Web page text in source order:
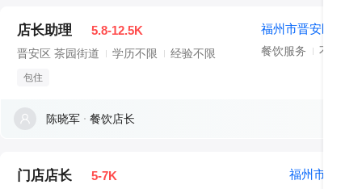
店长助理 5.8-12.5K
晋安区 茶园街道 学历不限 经验不限
包住
福州市晋安区榕
餐饮服务 不需要
陈晓军 餐饮店长
门店店长 5-7K 福州市仓山